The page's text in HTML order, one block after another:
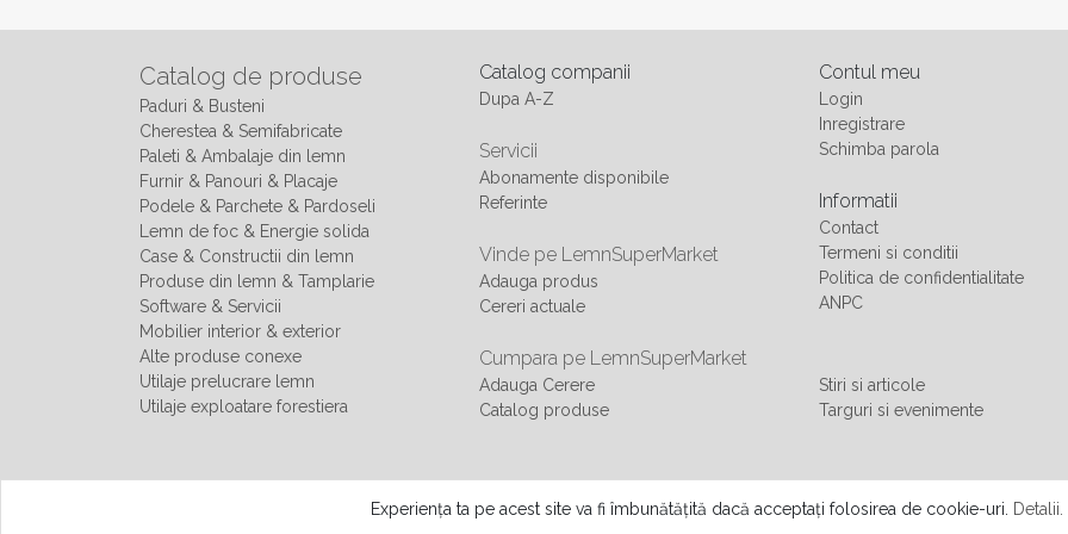
Experiența ta pe acest site va fi îmbunătățită dacă acceptați folosirea de cookie-uri. Detalii.
Catalog de produse
Paduri & Busteni
Cherestea & Semifabricate
Paleti & Ambalaje din lemn
Furnir & Panouri & Placaje
Podele & Parchete & Pardoseli
Lemn de foc & Energie solida
Case & Constructii din lemn
Produse din lemn & Tamplarie
Software & Servicii
Mobilier interior & exterior
Alte produse conexe
Utilaje prelucrare lemn
Utilaje exploatare forestiera
Catalog companii
Dupa A-Z
Servicii
Abonamente disponibile
Referinte
Vinde pe LemnSuperMarket
Adauga produs
Cereri actuale
Cumpara pe LemnSuperMarket
Adauga Cerere
Catalog produse
Contul meu
Login
Inregistrare
Schimba parola
Informatii
Contact
Termeni si conditii
Politica de confidentialitate
ANPC
Stiri si articole
Targuri si evenimente